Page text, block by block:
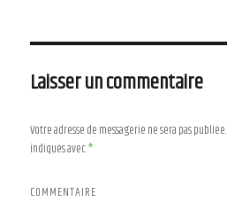
Laisser un commentaire
Votre adresse de messagerie ne sera pas publiée.
indiqués avec*
COMMENTAIRE